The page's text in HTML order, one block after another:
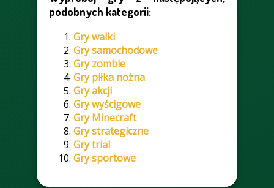
podobnych kategorii:
Gry walki
Gry samochodowe
Gry zombie
Gry piłka nożna
Gry akcji
Gry wyścigowe
Gry Minecraft
Gry strategiczne
Gry trial
Gry sportowe